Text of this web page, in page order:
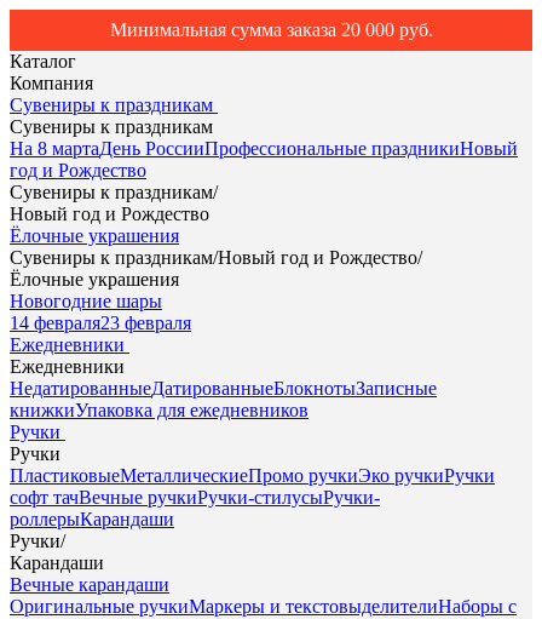
Минимальная сумма заказа 20 000 руб.
Каталог
Компания
Сувениры к праздникам
Сувениры к праздникам
На 8 мартаДень РоссииПрофессиональные праздникиНовый
год и Рождество
Сувениры к праздникам/
Новый год и Рождество
Ёлочные украшения
Сувениры к праздникам/Новый год и Рождество/
Ёлочные украшения
Новогодние шары
14 февраля23 февраля
Ежедневники
Ежедневники
НедатированныеДатированныеБлокнотыЗаписные
книжкиУпаковка для ежедневников
Ручки
Ручки
ПластиковыеМеталлическиеПромо ручкиЭко ручкиРучки
софт тачВечные ручкиРучки-стилусыРучки-
роллерыКарандаши
Ручки/
Карандаши
Вечные карандаши
Оригинальные ручкиМаркеры и текстовыделителиНаборы с